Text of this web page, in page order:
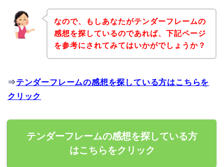
なので、もしあなたがテンダーフレームの
感想を探しているのであれば、下記ページ
を参考にされてみてはいかがでしょうか？
⇒テンダーフレームの感想を探している方はこちらを
クリック
テンダーフレームの感想を探している方
はこちらをクリック